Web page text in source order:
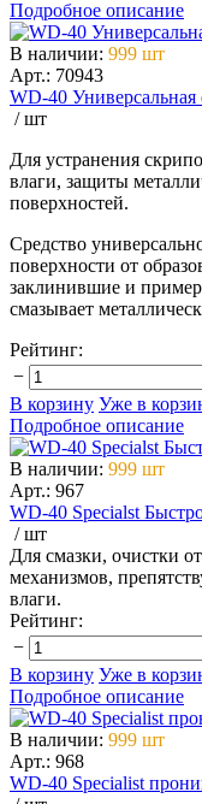
Подробное описание
В наличии: 999 шт
Арт.: 70943
WD-40 Универсальная
/ шт
Для устранения
влаги, защиты
поверхностей.
Средство
поверхности от
заклинившие и
смазывает
Рейтинг:
−
В корзину Уже в
Подробное описание
В наличии: 999 шт
Арт.: 967
WD-40 Specialst
/ шт
Для смазки, очистки
механизмов,
влаги.
Рейтинг:
−
В корзину Уже в
Подробное описание
В наличии: 999 шт
Арт.: 968
WD-40 Specialist